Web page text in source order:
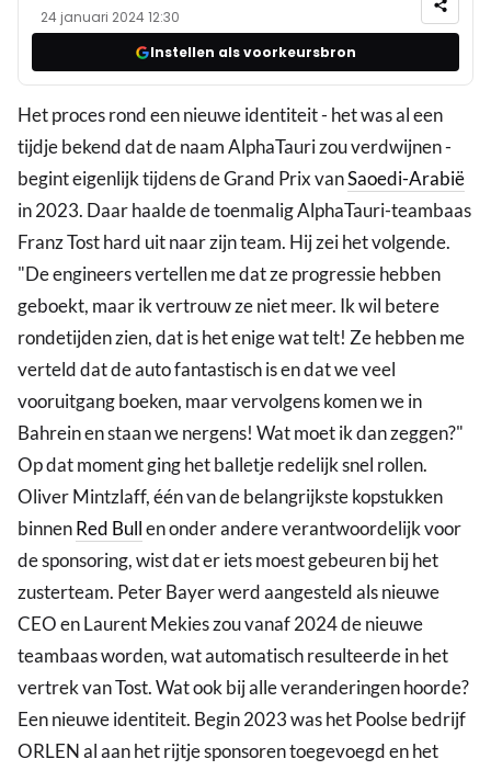
24 januari 2024 12:30
Instellen als voorkeursbron
Het proces rond een nieuwe identiteit - het was al een
tijdje bekend dat de naam AlphaTauri zou verdwijnen -
begint eigenlijk tijdens de Grand Prix vanSaoedi-Arabië
in 2023. Daar haalde de toenmalig AlphaTauri-teambaas
Franz Tost hard uit naar zijn team. Hij zei het volgende.
"De engineers vertellen me dat ze progressie hebben
geboekt, maar ik vertrouw ze niet meer. Ik wil betere
rondetijden zien, dat is het enige wat telt! Ze hebben me
verteld dat de auto fantastisch is en dat we veel
vooruitgang boeken, maar vervolgens komen we in
Bahrein en staan we nergens! Wat moet ik dan zeggen?"
Op dat moment ging het balletje redelijk snel rollen.
Oliver Mintzlaff, één van de belangrijkste kopstukken
binnenRed Bullen onder andere verantwoordelijk voor
de sponsoring, wist dat er iets moest gebeuren bij het
zusterteam. Peter Bayer werd aangesteld als nieuwe
CEO en Laurent Mekies zou vanaf 2024 de nieuwe
teambaas worden, wat automatisch resulteerde in het
vertrek van Tost. Wat ook bij alle veranderingen hoorde?
Een nieuwe identiteit. Begin 2023 was het Poolse bedrijf
ORLEN al aan het rijtje sponsoren toegevoegd en het